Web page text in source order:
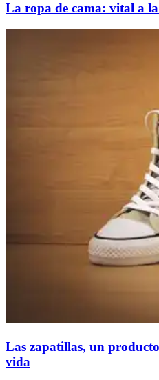
La ropa de cama: vital a
Las zapatillas, un
vida